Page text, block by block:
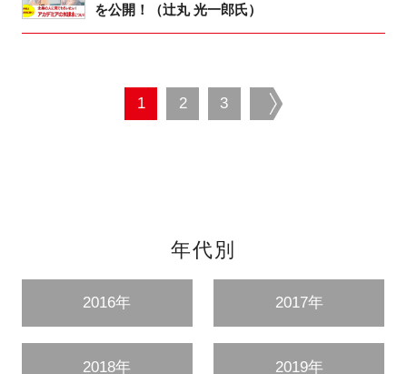
を公開！（辻丸 光一郎氏）
1 2 3 next
年代別
2016年 2017年
2018年 2019年